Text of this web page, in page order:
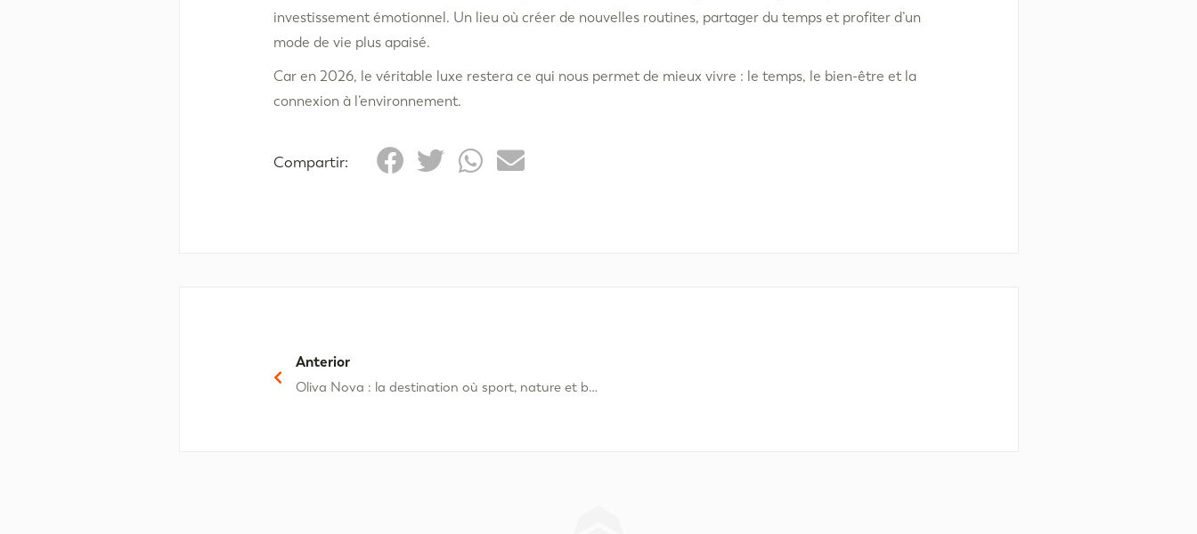
investissement émotionnel. Un lieu où créer de nouvelles routines, partager du temps et profiter d’un
mode de vie plus apaisé.
Car en 2026, le véritable luxe restera ce qui nous permet de mieux vivre : le temps, le bien-être et la
connexion à l’environnement.
Compartir:
Anterior
Oliva Nova : la destination où sport, nature et bien-être se rencontrent